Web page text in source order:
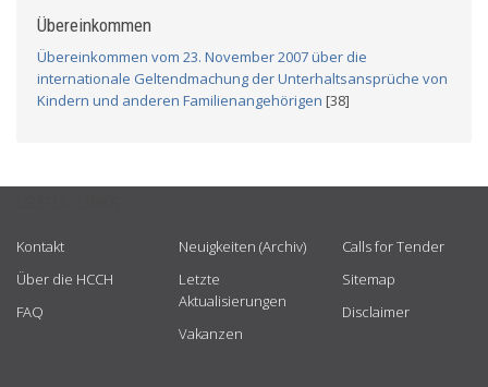
Übereinkommen
Übereinkommen vom 23. November 2007 über die
internationale Geltendmachung der Unterhaltsansprüche von
Kindern und anderen Familienangehörigen [38]
Kontakt
Über die HCCH
FAQ
Neuigkeiten (Archiv)
Letzte
Aktualisierungen
Vakanzen
Calls for Tender
Sitemap
Disclaimer